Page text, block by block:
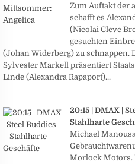
Zum Auftakt der
schafft es
(Nicolai Cleve
gesuchten
(Johan Widerberg) zu schnappen.
Sylvester Markell präsentiert
Linde (Alexandra Rapaport)...
20:15 | DMAX |
Stahlharte
Michael
Morlock Motors.